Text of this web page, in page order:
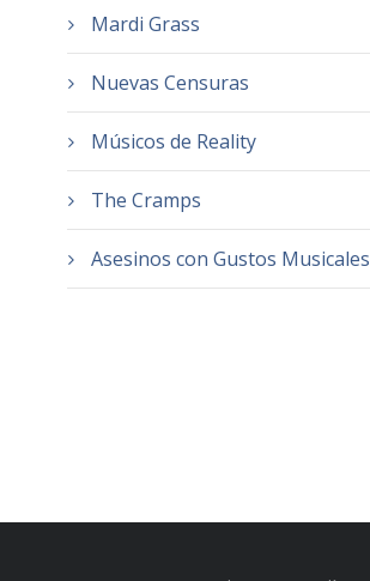
Mardi Grass
Nuevas Censuras
Músicos de Reality
The Cramps
Asesinos con Gustos Musicales